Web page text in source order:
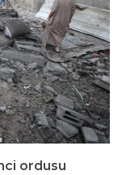
ordusu